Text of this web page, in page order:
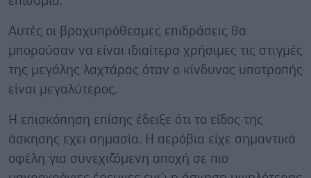
Αυτές οι βραχυπρόθεσμες επιδράσεις θα
μπορούσαν να είναι ιδιαίτερα χρήσιμες τις στιγμές
της μεγάλης λαχτάρας όταν ο κίνδυνος υποτροπής
είναι μεγαλύτερος.
Η επισκόπηση επίσης έδειξε ότι το είδος της
άσκησης εχει σημασία. Η αερόβια είχε σημαντικά
οφέλη για συνεχιζόμενη αποχή σε πιο